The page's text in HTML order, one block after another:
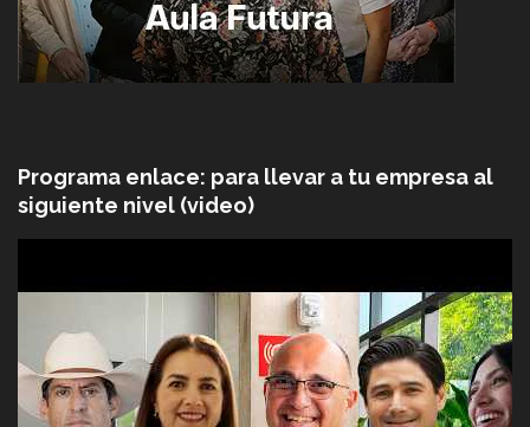
Programa enlace: para llevar a tu empresa al
siguiente nivel (video)